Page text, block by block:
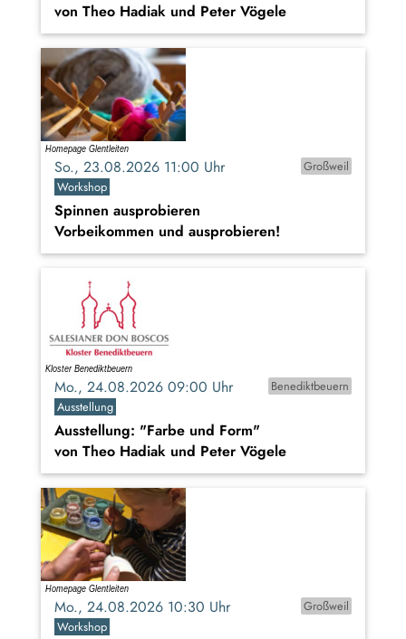
von Theo Hadiak und Peter Vögele
So., 23.08.2026 11:00 Uhr
Großweil
Workshop
Spinnen ausprobieren
Vorbeikommen und ausprobieren!
Mo., 24.08.2026 09:00 Uhr
Benediktbeuern
Ausstellung
Ausstellung: "Farbe und Form"
von Theo Hadiak und Peter Vögele
Mo., 24.08.2026 10:30 Uhr
Großweil
Workshop